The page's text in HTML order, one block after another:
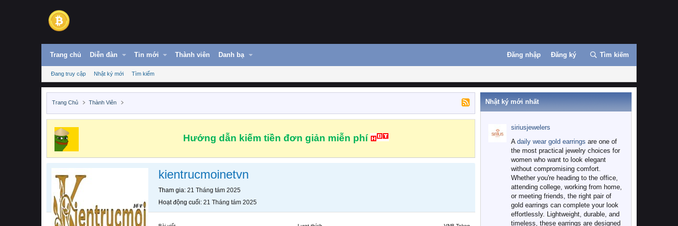
Trang chủ Diễn đàn Tin mới Thành viên Danh bạ Đăng nhập Đăng ký Tìm kiếm
Đang truy cập Nhật ký mới Tìm kiếm
Trang Chủ Thành Viên
Hướng dẫn kiếm tiền đơn giản miễn phí
kientrucmoinetvn
Tham gia 21 Tháng tám 2025
Hoạt động cuối 21 Tháng tám 2025
Nhật ký mới nhất
siriusjewelers
A daily wear gold earrings are one of
the most practical jewelry choices for
women who want to look elegant
without compromising comfort.
Whether you're heading to the office,
attending college, working from home,
or meeting friends, the right pair of
gold earrings can complete your look
effortlessly. Lightweight, durable, and
timeless, these earrings are designed